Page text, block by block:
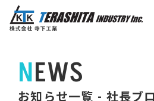
NEWS
お知らせ一覧 - 社長ブ